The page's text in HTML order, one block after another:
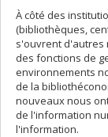
À côté des
(bibliothèques,
s'ouvrent d'autres
des fonctions de
environnements
de la
nouveaux nous
de l'information
l'information.